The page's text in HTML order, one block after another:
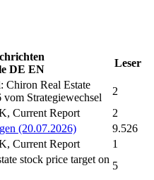
DE EN
Leser
Chiron Real Estate
Strategiewechsel
2
Current Report
2
(20.07.2026)
9.526
Current Report
1
stock price target on
5